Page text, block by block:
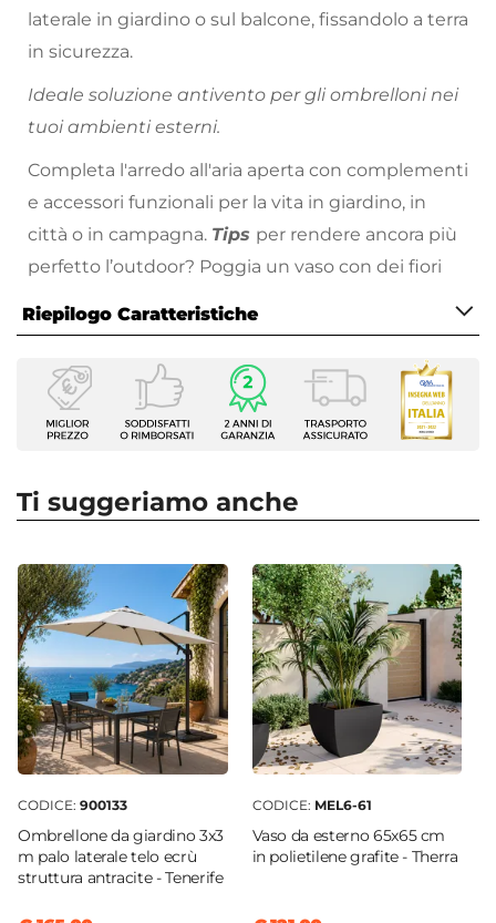
laterale in giardino o sul balcone, fissandolo a terra
in sicurezza.
Ideale soluzione antivento per gli ombrelloni nei
tuoi ambienti esterni.
Completa l'arredo all'aria aperta con complementi
e accessori funzionali per la vita in giardino, in
città o in campagna. Tips per rendere ancora più
perfetto l’outdoor? Poggia un vaso con dei fiori
dettagli!
Riepilogo Caratteristiche
Caratteristiche
Tipologia
Base a palo laterale
|Set di marmette
Forma
Dimensioni
100 x 100 cm
Dimensioni Basetta Singola
50 x 50 cm
Altezza
3,8 cm
Materiale
Multicolore
Peso
Ti suggeriamo anche
CODICE: 900133
Ombrellone da giardino 3x3
m palo laterale telo ecrù
struttura antracite - Tenerife
CODICE: MEL6-61
Vaso da esterno 65x65 cm
in polietilene grafite - Therra